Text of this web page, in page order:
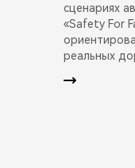
сценариях
«Safety For
реальных